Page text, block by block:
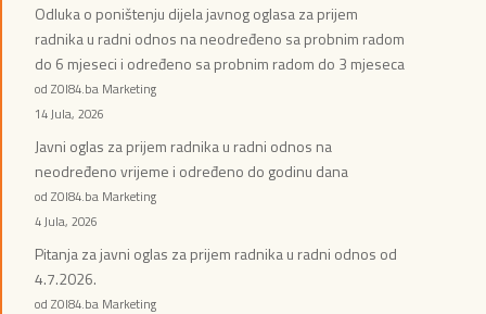
Odluka o poništenju dijela javnog oglasa za prijem
radnika u radni odnos na neodređeno sa probnim radom
do 6 mjeseci i određeno sa probnim radom do 3 mjeseca
od ZOI84.ba Marketing
14 Jula, 2026
Javni oglas za prijem radnika u radni odnos na
neodređeno vrijeme i određeno do godinu dana
od ZOI84.ba Marketing
4 Jula, 2026
Pitanja za javni oglas za prijem radnika u radni odnos od
4.7.2026.
od ZOI84.ba Marketing